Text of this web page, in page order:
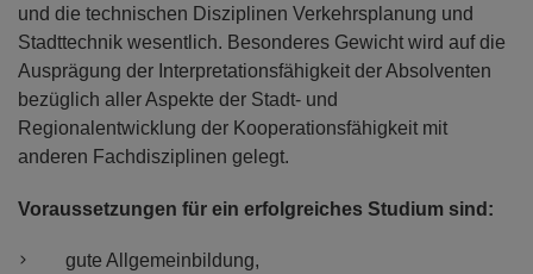
und die technischen Disziplinen Verkehrsplanung und
Stadttechnik wesentlich. Besonderes Gewicht wird auf die
Ausprägung der Interpretationsfähigkeit der Absolventen
bezüglich aller Aspekte der Stadt- und
Regionalentwicklung der Kooperationsfähigkeit mit
anderen Fachdisziplinen gelegt.
Voraussetzungen für ein erfolgreiches Studium sind:
gute Allgemeinbildung,